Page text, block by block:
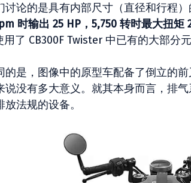
论的是具有内部尺寸（直径和行程）
时输出 25 HP，5,750 转时最大扭矩
了 CB300F Twister 中已有的大部分
的是，图像中的原型车配备了倒立的
说没有多大意义。就其本身而言，排
法规的设备。